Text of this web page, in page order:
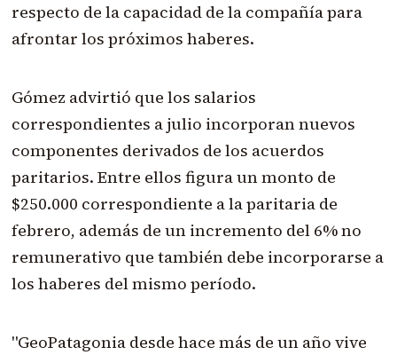
respecto de la capacidad de la compañía para
afrontar los próximos haberes.
Gómez advirtió que los salarios
correspondientes a julio incorporan nuevos
componentes derivados de los acuerdos
paritarios. Entre ellos figura un monto de
$250.000 correspondiente a la paritaria de
febrero, además de un incremento del 6% no
remunerativo que también debe incorporarse a
los haberes del mismo período.
"GeoPatagonia desde hace más de un año vive